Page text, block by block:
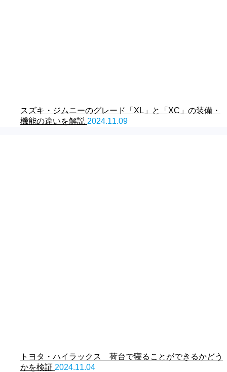
スズキ・ジムニーのグレード「XL」と「XC」の装備・
機能の違いを解説 2024.11.09
トヨタ・ハイラックス 荷台で寝ることができるかどう
かを検証 2024.11.04